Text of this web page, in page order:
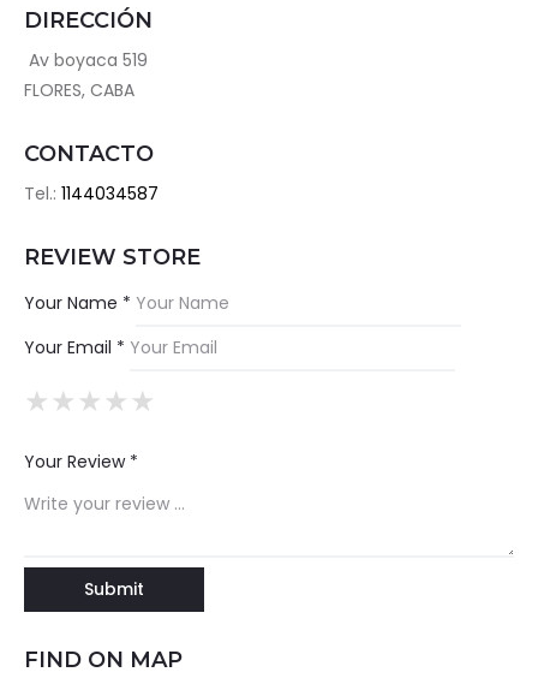
DIRECCIÓN
Av boyaca 519
FLORES, CABA
CONTACTO
Tel.: 1144034587
REVIEW STORE
Your Name *
Your Email *
★
★★
★★★
★★★★
★★★★★
Your Review *
FIND ON MAP